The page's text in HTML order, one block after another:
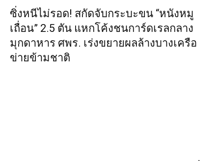
ซิ่งหนีไม่รอด! สกัดจับกระบะขน “หนังหมู
เถื่อน” 2.5 ตัน แหกโค้งชนการ์ดเรลกลาง
มุกดาหาร ศพร. เร่งขยายผลล้างบางเครือ
ข่ายข้ามชาติ